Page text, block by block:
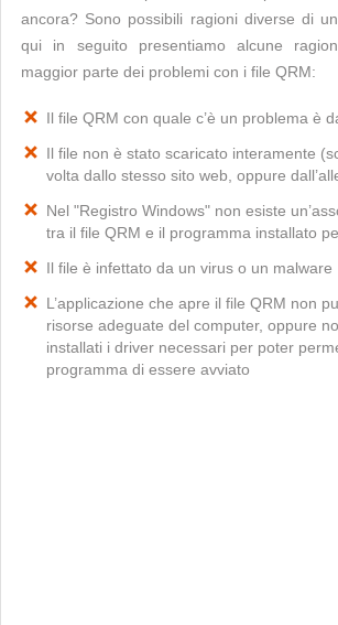
ancora? Sono possibili ragioni diverse di
qui in seguito presentiamo alcune
maggior parte dei problemi con i file QRM:
Il file QRM con quale c’è un problema è
Il file non è stato scaricato interamente
volta dallo stesso sito web, oppure
Nel "Registro Windows" non esiste
tra il file QRM e il programma installato
Il file è infettato da un virus o un malware
L’applicazione che apre il file QRM non
risorse adeguate del computer, oppure
installati i driver necessari per poter
programma di essere avviato